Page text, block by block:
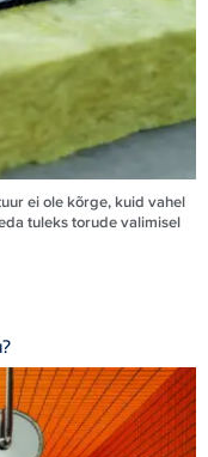
ei ole kõrge, kuid vahel
tuleks torude valimisel